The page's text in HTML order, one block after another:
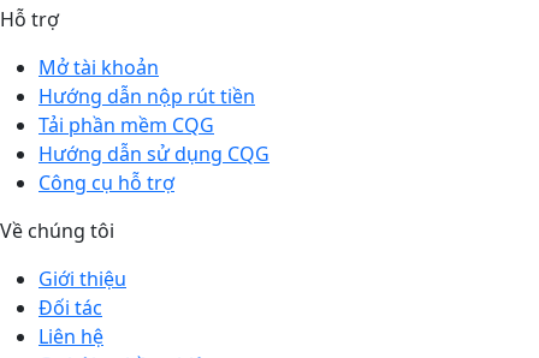
Hỗ trợ
Mở tài khoản
Hướng dẫn nộp rút tiền
Tải phần mềm CQG
Hướng dẫn sử dụng CQG
Công cụ hỗ trợ
Về chúng tôi
Giới thiệu
Đối tác
Liên hệ